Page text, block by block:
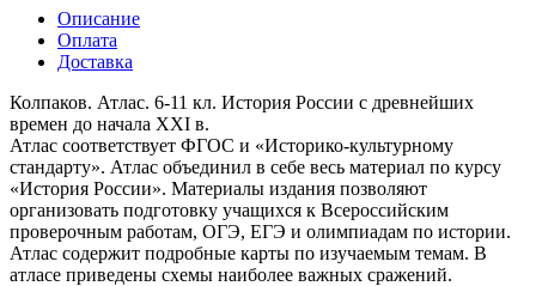
Описание
Оплата
Доставка
Колпаков. Атлас. 6-11 кл. История России с древнейших
времен до начала XXI в.
Атлас соответствует ФГОС и «Историко-культурному
стандарту». Атлас объединил в себе весь материал по курсу
«История России». Материалы издания позволяют
организовать подготовку учащихся к Всероссийским
проверочным работам, ОГЭ, ЕГЭ и олимпиадам по истории.
Атлас содержит подробные карты по изучаемым темам. В
атласе приведены схемы наиболее важных сражений.